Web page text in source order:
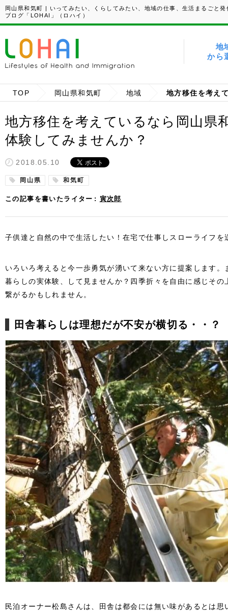
岡山県和気町 | いってみたい、くらしてみたい、地域の仕事、生活まるごと発
ブログ「LOHAI」（ロハイ）
地
から
TOP 岡山県和気町 地域
地方移住を考えているなら岡山県
体験してみませんか？
2018.05.10
岡山県 和気町
この記事を書いたライター 寅次郎
子供達と自然の中で生活したい！在宅で仕事しスローライフを
いろいろ考えると今一歩勇気が湧いて来ない方に提案します
暮らしの実体験、して見ませんか？四季折々を自由に感じそ
繋がるかもしれません。
田舎暮らしは理想だが不安が横切る・・？
民泊オーナー松島さんは、田舎は都会には無い味があるとは